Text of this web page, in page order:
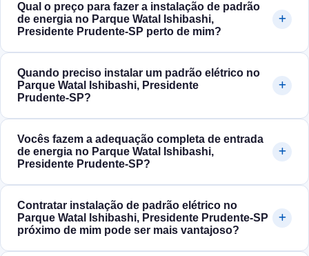
Qual o preço para fazer a instalação de padrão
de energia no Parque Watal Ishibashi,
Presidente Prudente‑SP perto de mim?
Quando preciso instalar um padrão elétrico no
Parque Watal Ishibashi, Presidente
Prudente‑SP?
Vocês fazem a adequação completa de entrada
de energia no Parque Watal Ishibashi,
Presidente Prudente‑SP?
Contratar instalação de padrão elétrico no
Parque Watal Ishibashi, Presidente Prudente‑SP
próximo de mim pode ser mais vantajoso?